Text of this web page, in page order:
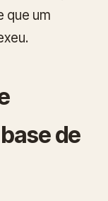
que um
de